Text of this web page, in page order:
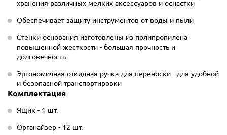
хранения различных мелких аксессуаров и оснастки
Обеспечивает защиту инструментов от воды и пыли
Стенки основания изготовлены из полипропилена
повышенной жесткости - большая прочность и
долговечность
Эргономичная откидная ручка для переноски - для удобной
и безопасной транспортировки
Комплектация
Ящик - 1 шт.
Органайзер - 12 шт.